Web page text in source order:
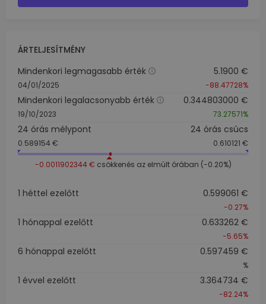
ÁRTELJESÍTMÉNY
Mindenkori legmagasabb érték
04/01/2025
5.1900 €
-88.47728%
Mindenkori legalacsonyabb érték
19/10/2023
0.344803000 €
73.27571%
24 órás mélypont
0.589154 €
24 órás csúcs
0.610121 €
-0.0011902344 € csökkenés az elmúlt órában (-0.20%)
1 héttel ezelőtt 0.599061 €
-0.27%
1 hónappal ezelőtt 0.633262 €
-5.65%
6 hónappal ezelőtt 0.597459 €
%
1 évvel ezelőtt 3.364734 €
-82.24%